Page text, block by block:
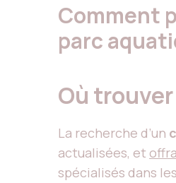
Comment
parc
Où
La recherche d’un
actualisées, et
spécialisés dans les